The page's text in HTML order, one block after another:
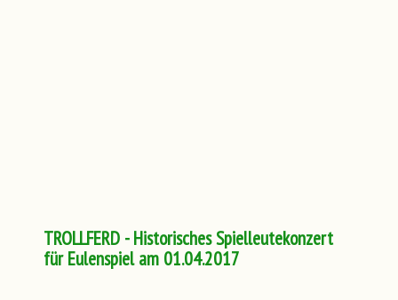
TROLLFERD - Historisches Spielleutekonzert
für Eulenspiel am 01.04.2017